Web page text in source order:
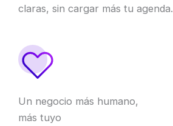
claras, sin cargar más tu agenda.
Un negocio más humano,
más tuyo